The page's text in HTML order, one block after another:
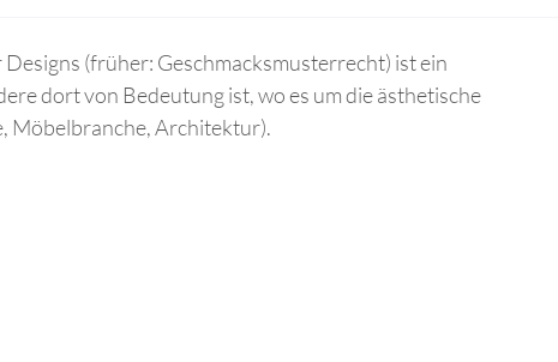
(früher: Geschmacksmusterrecht) ist ein
dort von Bedeutung ist, wo es um die ästhetische
Möbelbranche, Architektur).